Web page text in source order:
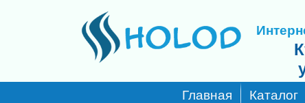
Главная Каталог